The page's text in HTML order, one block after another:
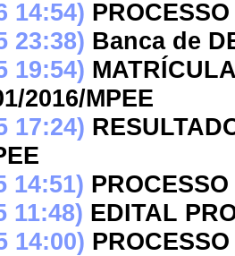
14:54)
23:38) Banca de
19:54)
2016/MPEE
17:24)
14:51)
11:48) EDITAL
14:00)